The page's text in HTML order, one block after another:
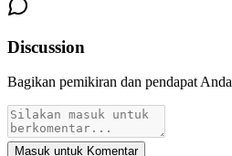
Discussion
Bagikan pemikiran dan pendapat Anda
Masuk untuk Komentar